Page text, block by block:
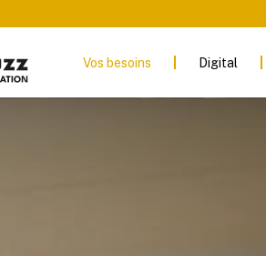
Vos besoins Digital